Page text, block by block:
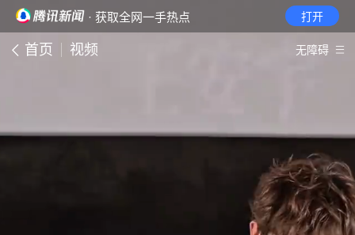
· 获取全网一手热点 打开
首页 视频 无障碍